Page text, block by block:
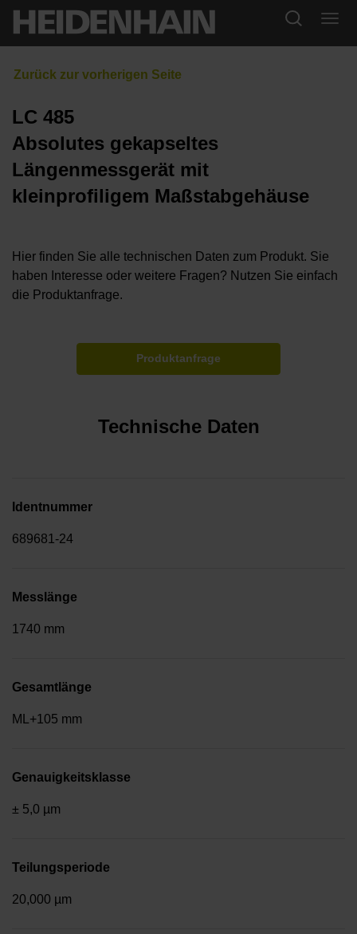
LC 485
Absolutes gekapseltes
Längenmessgerät mit
kleinprofiligem Maßstabgehäuse
Hier finden Sie alle technischen Daten zum Produkt. Sie
haben Interesse oder weitere Fragen? Nutzen Sie einfach
die Produktanfrage.
Produktanfrage
Technische Daten
Identnummer
689681-24
Messlänge
1740 mm
Gesamtlänge
ML+105 mm
Genauigkeitsklasse
± 5,0 µm
Teilungsperiode
20,000 µm